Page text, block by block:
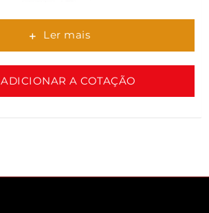
Ler mais
ADICIONAR A COTAÇÃO